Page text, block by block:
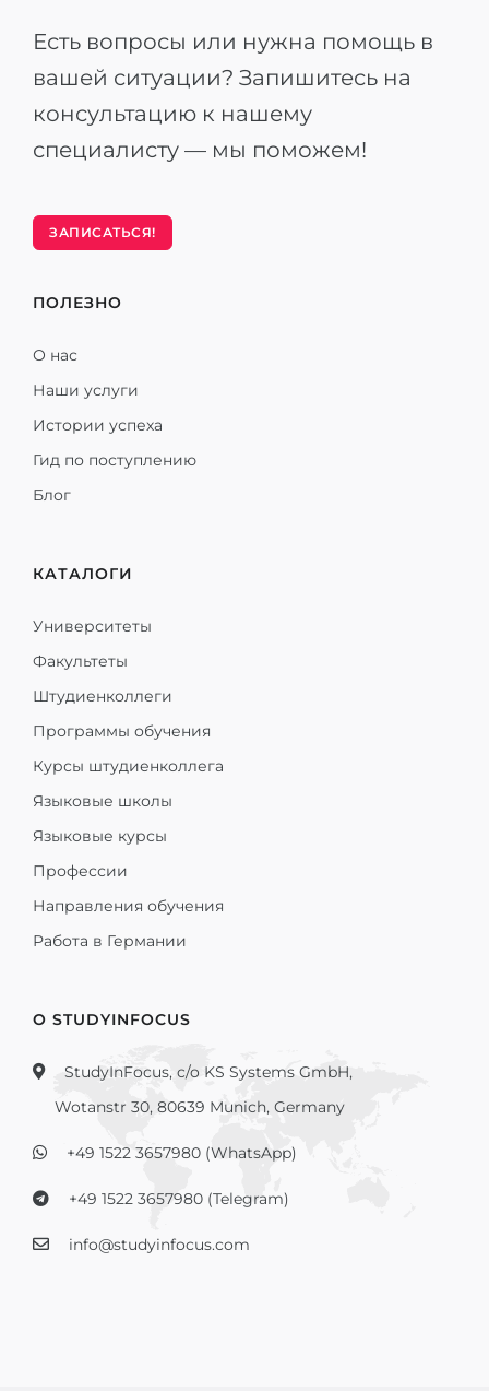
Есть вопросы или нужна помощь в
вашей ситуации? Запишитесь на
консультацию к нашему
специалисту — мы поможем!
ЗАПИСАТЬСЯ!
ПОЛЕЗНО
О нас
Наши услуги
Истории успеха
Гид по поступлению
Блог
КАТАЛОГИ
Университеты
Факультеты
Штудиенколлеги
Программы обучения
Курсы штудиенколлега
Языковые школы
Языковые курсы
Профессии
Направления обучения
Работа в Германии
О STUDYINFOCUS
StudyInFocus, c/o KS Systems GmbH,
Wotanstr 30, 80639 Munich, Germany
+49 1522 3657980 (WhatsApp)
+49 1522 3657980 (Telegram)
info@studyinfocus.com